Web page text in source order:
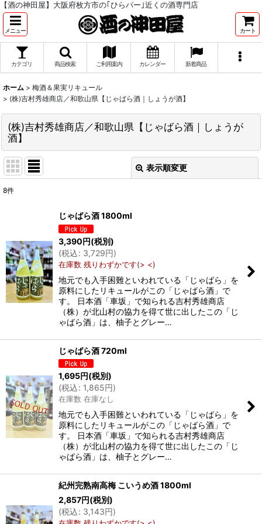
【酒の神田屋】大阪府枚方市の｢ひらパー｣近くの酒専門店
メニュー カート
カテゴリ 商品検索 ご利用案内 カレンダー 新着商品
ホーム > 梅酒＆果実リキュール
> (株)吉村秀雄商店／和歌山県【じゃばら酒｜しょうが酒】
(株)吉村秀雄商店／和歌山県【じゃばら酒｜しょうが
酒】
表示順変更
絞り込む
8件
じゃばら酒 1800ml
3,390円(税別)
(税込: 3,729円)
在庫数 残りわずかです(> <)
地元でも入手困難といわれている「じゃばら」を
原料にしたリキュールがこの「じゃばら酒」で
す。 日本酒「車坂」で知られる吉村秀雄商店
（株）が北山村の協力を得て世に出したこの「じ
ゃばら酒」は、柚子とグレー…
じゃばら酒 720ml
1,695円(税別)
(税込: 1,865円)
在庫数 在庫なし
地元でも入手困難といわれている「じゃばら」を
原料にしたリキュールがこの「じゃばら酒」で
す。 日本酒「車坂」で知られる吉村秀雄商店
（株）が北山村の協力を得て世に出したこの「じ
ゃばら酒」は、柚子とグレー…
紀州完熟南高梅 こいうめ酒 1800ml
2,857円(税別)
(税込: 3,143円)